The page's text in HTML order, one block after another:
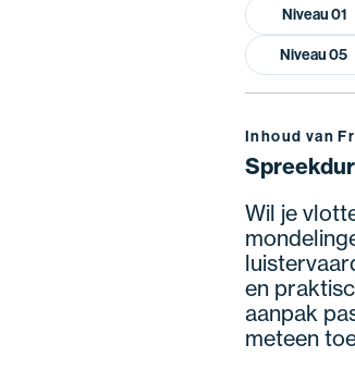
Niveau 01
Niveau 05
Inhoud van
Wil je
en
aanpak
meteen